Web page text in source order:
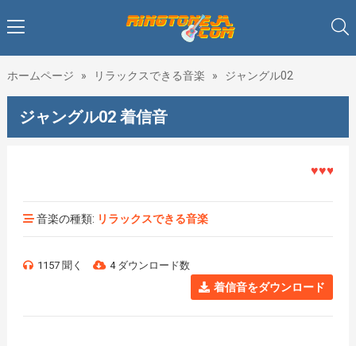
ホームページ » リラックスできる音楽 » ジャングル02
ジャングル02 着信音
♥♥♥着メ
音楽の種類: リラックスできる音楽
1157 聞く 4 ダウンロード数
着信音をダウンロード